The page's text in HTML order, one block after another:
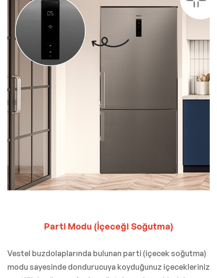
Parti Modu (İçeceği Soğutma)
Vestel buzdolaplarında bulunan parti (içecek soğutma)
modu sayesinde dondurucuya koyduğunuz içecekleriniz